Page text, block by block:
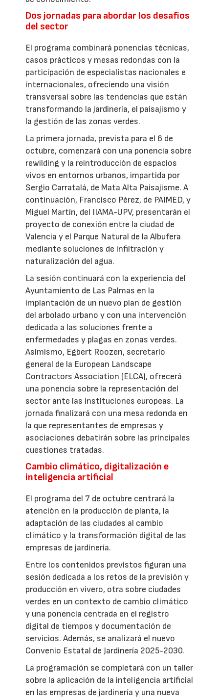
Dos jornadas para abordar los desafíos
del sector
El programa combinará ponencias técnicas,
casos prácticos y mesas redondas con la
participación de especialistas nacionales e
internacionales, ofreciendo una visión
transversal sobre las tendencias que están
transformando la jardinería, el paisajismo y
la gestión de las zonas verdes.
La primera jornada, prevista para el 6 de
octubre, comenzará con una ponencia sobre
rewilding y la reintroducción de espacios
vivos en entornos urbanos, impartida por
Sergio Carratalá, de Mata Alta Paisajisme. A
continuación, Francisco Pérez, de PAIMED, y
Miguel Martín, del IIAMA-UPV, presentarán el
proyecto de conexión entre la ciudad de
Valencia y el Parque Natural de la Albufera
mediante soluciones de infiltración y
naturalización del agua.
La sesión continuará con la experiencia del
Ayuntamiento de Las Palmas en la
implantación de un nuevo plan de gestión
del arbolado urbano y con una intervención
dedicada a las soluciones frente a
enfermedades y plagas en zonas verdes.
Asimismo, Egbert Roozen, secretario
general de la European Landscape
Contractors Association (ELCA), ofrecerá
una ponencia sobre la representación del
sector ante las instituciones europeas. La
jornada finalizará con una mesa redonda en
la que representantes de empresas y
asociaciones debatirán sobre las principales
cuestiones tratadas.
Cambio climático, digitalización e
inteligencia artificial
El programa del 7 de octubre centrará la
atención en la producción de planta, la
adaptación de las ciudades al cambio
climático y la transformación digital de las
empresas de jardinería.
Entre los contenidos previstos figuran una
sesión dedicada a los retos de la previsión y
producción en vivero, otra sobre ciudades
verdes en un contexto de cambio climático
y una ponencia centrada en el registro
digital de tiempos y documentación de
servicios. Además, se analizará el nuevo
Convenio Estatal de Jardinería 2025-2030.
La programación se completará con un taller
sobre la aplicación de la inteligencia artificial
en las empresas de jardinería y una nueva